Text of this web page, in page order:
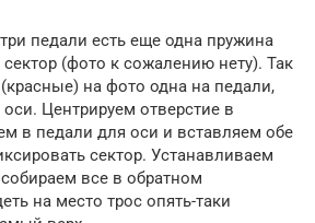
педали есть еще одна пружина
сектор (фото к сожалению нету). Так
на фото одна на педали,
Центрируем отверстие в
в педали для оси и вставляем обе
сектор. Устанавливаем
все в обратном
на место трос опять-таки